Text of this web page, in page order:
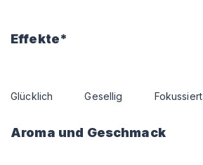
Effekte*
Glücklich Gesellig Fokussiert
Aroma und Geschmack